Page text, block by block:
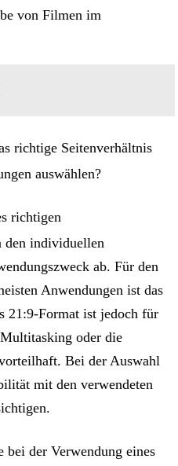
von Filmen im
richtige Seitenverhältnis
auswählen?
richtigen
den individuellen
ab. Für den
Anwendungen ist das
21:9-Format ist jedoch für
oder die
Bei der Auswahl
mit den verwendeten
bei der Verwendung eines